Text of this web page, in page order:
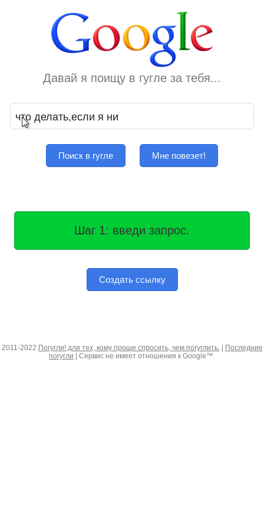
Давай я поищу в гугле за тебя...
Поиск в гугле Мне повезет!
Шаг 1: введи запрос.
Создать ссылку
2011-2022 Погугли! для тех, кому проще спросить, чем погуглить.|
Последние
погугли | Сервис не имеет отношения к Google™.